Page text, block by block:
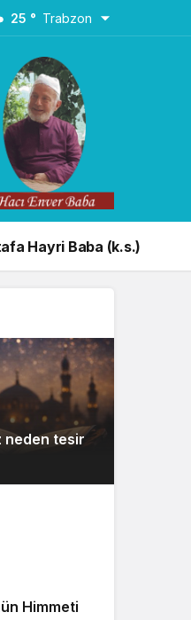
25 ° Trabzon
Hayri Baba (k.s.)
neden tesir
Himmeti